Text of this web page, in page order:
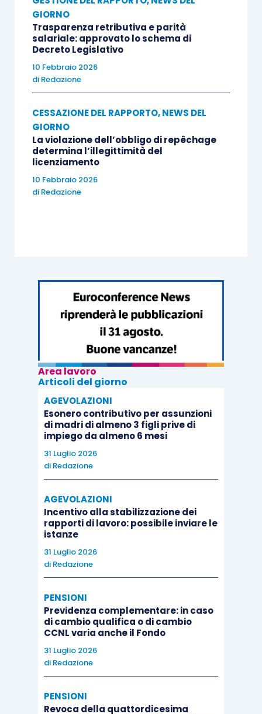
GIORNO
Trasparenza retributiva e parità
salariale: approvato lo schema di
Decreto Legislativo
10 Febbraio 2026
di Redazione
CESSAZIONE DEL RAPPORTO,NEWS DEL
GIORNO
La violazione dell’obbligo di repêchage
determina l’illegittimità del
licenziamento
10 Febbraio 2026
di Redazione
Area lavoro
Articoli del giorno
AGEVOLAZIONI
Esonero contributivo per assunzioni
di madri di almeno 3 figli prive di
impiego da almeno 6 mesi
31 Luglio 2026
di Redazione
AGEVOLAZIONI
Incentivo alla stabilizzazione dei
rapporti di lavoro: possibile inviare le
istanze
31 Luglio 2026
di Redazione
PENSIONI
Previdenza complementare: in caso
di cambio qualifica o di cambio
CCNL varia anche il Fondo
31 Luglio 2026
di Redazione
PENSIONI
Revoca della quattordicesima